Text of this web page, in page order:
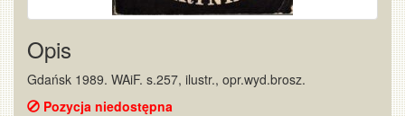
Opis
Gdańsk 1989. WAiF. s.257, ilustr., opr.wyd.brosz.
Pozycja niedostępna